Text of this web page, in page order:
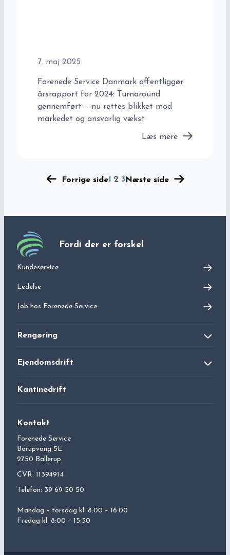
7. maj 2025
Forenede Service Danmark offentliggør
årsrapport for 2024: Turnaround
gennemført – nu rettes blikket mod
markedet og ansvarlig vækst
Læs mere
Forrige side1 2 3Næste side
Fordi der er forskel
Kundeservice
Ledelse
Job hos Forenede Service
Rengøring
Kontor
Ejendomsdrift
Gartnerservice
Projektservice
Vintertjeneste
Kantinedrift
Kontakt
Forenede Service
Borupvang 5E
2750 Ballerup
CVR: 11394914
Telefon: 39 69 50 50
Mandag – torsdag kl. 8:00 – 16:00
Fredag kl. 8:00 – 15:30